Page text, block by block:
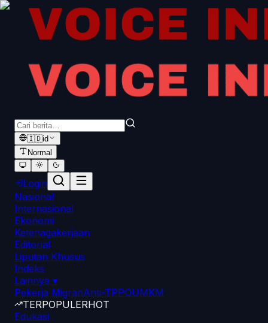
🇮🇩id
Normal
Login
Nasional
Internasional
Ekonomi
Ketenagakerjaan
Editorial
Liputan Khusus
Indeks
Lainnya ▾
Pekerja MigranAnti-TPPOUMKM
TERPOPULERHOT
Edukasi